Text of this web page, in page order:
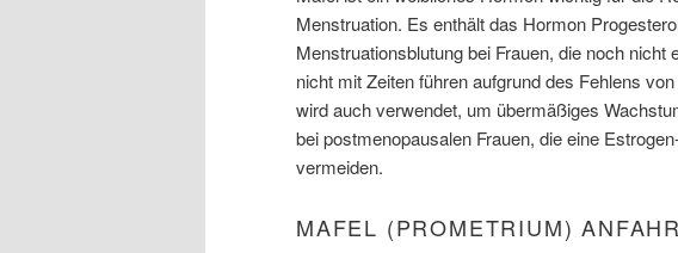
Menstruation. Es enthält das Hormon
Menstruationsblutung bei Frauen, die noch
nicht mit Zeiten führen aufgrund des Fehlens
wird auch verwendet, um übermäßiges
bei postmenopausalen Frauen, die eine
vermeiden.
MAFEL (PROMETRIUM)